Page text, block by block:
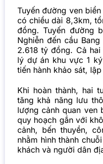
Tuyến đường ven
có chiều dài 8,3km,
đồng. Tuyến đường
Nghiễn đến cầu
2.618 tỷ đồng. Cả
lý dự án khu vực 1
tiến hành khảo sát,
Khi hoàn thành, hai
tăng khả năng lưu
lượng cảnh quan ven
quy hoạch gắn với
cảnh, bến thuyền,
nhằm hình thành
khách và người dân